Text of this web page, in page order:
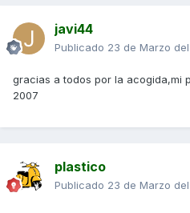
javi44
Publicado 23 de Marzo del
gracias a todos por la acogida,mi
2007
plastico
Publicado 23 de Marzo del